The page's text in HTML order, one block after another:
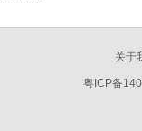
关于
粤ICP备